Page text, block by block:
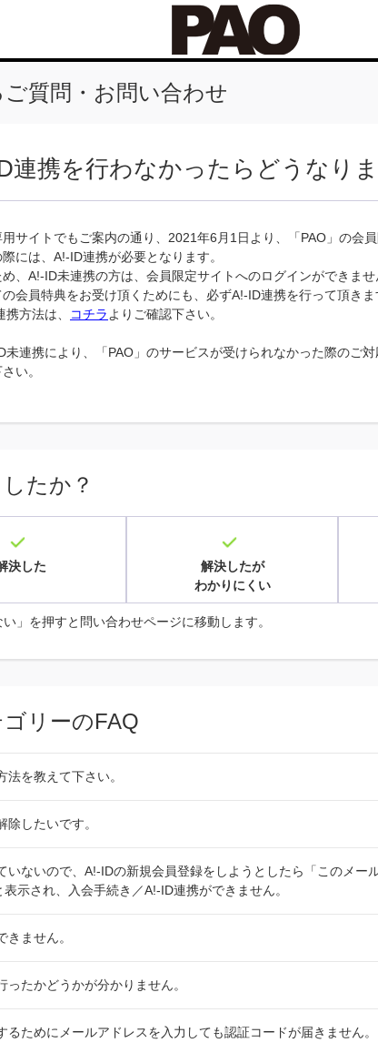
質問・お問い合わせ
連携を行わなかったらどうなり
サイトでもご案内の通り、2021年6月1日より、「PAO」の会
には、A!-ID連携が必要となります。
、A!-ID未連携の方は、会員限定サイトへのログインができませ
会員特典をお受け頂くためにも、必ずA!-ID連携を行って頂きま
携方法は、
コチラ よりご確認下さい。
未連携により、「PAO」のサービスが受けられなかった際のご
い。
たか？
決した
解決したが
わかりにくい
い」を押すと問い合わせページに移動します。
リーのFAQ
法を教えて下さい。
除したいです。
いないので、A!-IDの新規会員登録をしようとしたら「このメー
示され、入会手続き／A!-ID連携ができません。
きません。
ったかどうかが分かりません。
るためにメールアドレスを入力しても認証コードが届きません。